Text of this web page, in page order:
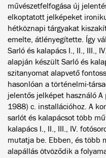
művészetfelfogása új
elkoptatott jelképeket
hétköznapi tárgyakat
emelte, átlényegítette. Így
Sarló és kalapács I., II., III.,
alapján készült Sarló és
szitanyomat alapvető
hasonlóan a történelmi-
jelentős jelképet használó
1988) c. installációhoz. A
sarlót és kalapácsot több
kalapács I., II., III., IV.
mutatja be. Ebben, és több
alapállás ötvöződik a